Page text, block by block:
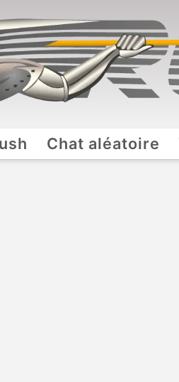
Chat aléatoire